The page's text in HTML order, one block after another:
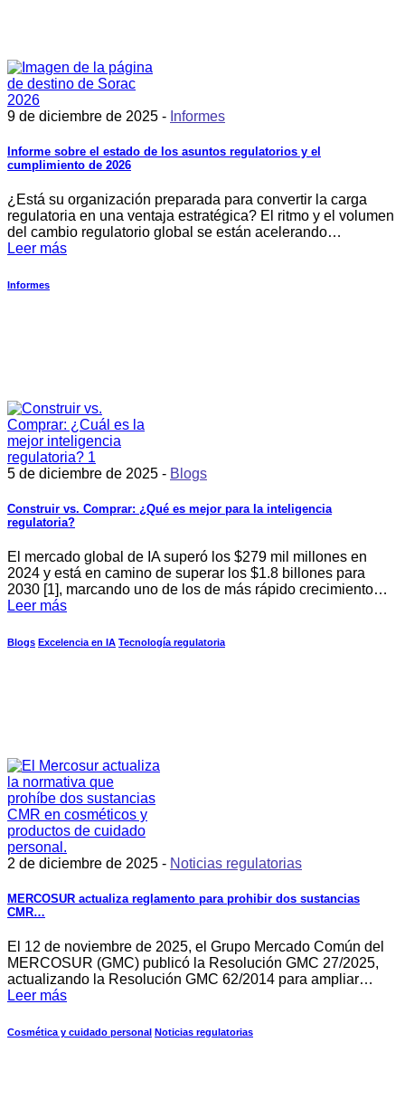
9 de diciembre de 2025 - Informes
Informe sobre el estado de los asuntos regulatorios y el
cumplimiento de 2026
¿Está su organización preparada para convertir la carga
regulatoria en una ventaja estratégica? El ritmo y el volumen
del cambio regulatorio global se están acelerando…
Leer más
Informes
5 de diciembre de 2025 - Blogs
Construir vs. Comprar: ¿Qué es mejor para la inteligencia
regulatoria?
El mercado global de IA superó los $279 mil millones en
2024 y está en camino de superar los $1.8 billones para
2030 [1], marcando uno de los de más rápido crecimiento…
Leer más
Blogs Excelencia en IA Tecnología regulatoria
2 de diciembre de 2025 - Noticias regulatorias
MERCOSUR actualiza reglamento para prohibir dos sustancias
CMR…
El 12 de noviembre de 2025, el Grupo Mercado Común del
MERCOSUR (GMC) publicó la Resolución GMC 27/2025,
actualizando la Resolución GMC 62/2014 para ampliar…
Leer más
Cosmética y cuidado personal Noticias regulatorias